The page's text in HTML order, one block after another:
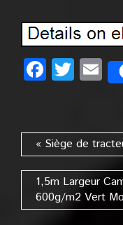
« Siège de
1,5m Largeur
600g/m2 Vert